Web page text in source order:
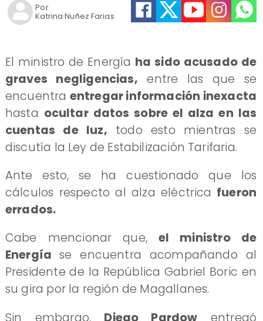
Katrina Nuñez Farias
Por
El ministro de Energía ha sido acusado de
graves negligencias, entre las que se
encuentra entregar información inexacta
hasta ocultar datos sobre el alza en las
cuentas de luz, todo esto mientras se
discutía la Ley de Estabilización Tarifaria.
Ante esto, se ha cuestionado que los
cálculos respecto al alza eléctrica fueron
errados.
Cabe mencionar que, el ministro de
Energíase encuentra acompañando al
Presidente de la República Gabriel Boric en
su gira por la región de Magallanes.
Sin embargo, Diego Pardow entregó